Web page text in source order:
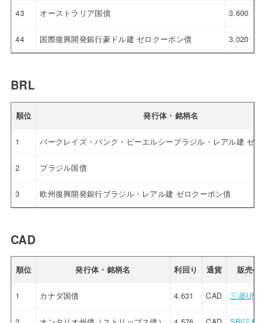
43 オーストラリア国債 3.600
44 国際復興開発銀行豪ドル建 ゼロクーポン債 3.020
BRL
順位 発行体・銘柄名
1 バークレイズ・バンク・ピーエルシーブラジル・レアル建 ゼ
2 ブラジル国債
3 欧州復興開発銀行ブラジル・レアル建 ゼロクーポン債
CAD
順位 発行体・銘柄名 利回り 通貨 販売会
1 カナダ国債 4.631 CAD 三菱UFJ